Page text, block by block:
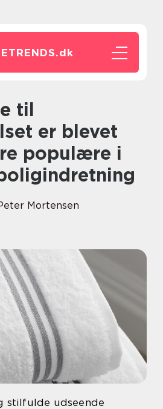
dk
er blevet
populære i
Mortensen
stilfulde udseende